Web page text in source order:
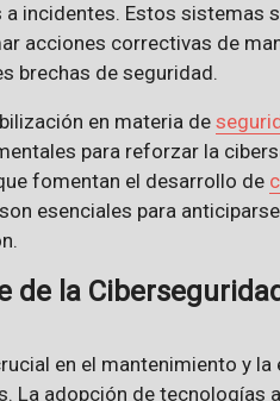
incidentes. Estos sistemas
acciones correctivas de
brechas de seguridad.
en materia de
para reforzar la
fomentan el desarrollo de
esenciales para
de la
en el mantenimiento y
La adopción de tecnologías